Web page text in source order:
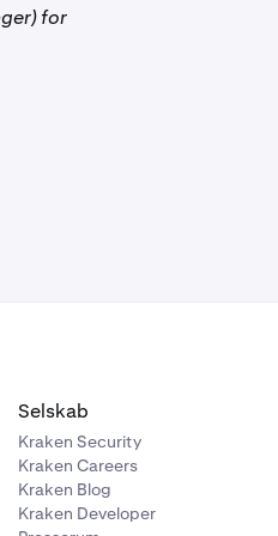
for
Selskab
Kraken Security
Kraken Careers
Kraken Blog
Kraken Developer